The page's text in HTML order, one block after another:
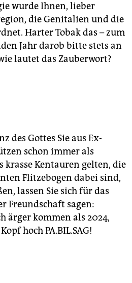
wurde Ihnen, lieber
die Genitalien und die
Harter Tobak das – zum
Jahr darob bitte stets an
lautet das Zauberwort?
des Gottes Sie aus Ex-
schon immer als
krasse Kentauren gelten, die
Flitzebogen dabei sind,
lassen Sie sich für das
Freundschaft sagen:
ärger kommen als 2024,
hoch PA.BIL.SAG!